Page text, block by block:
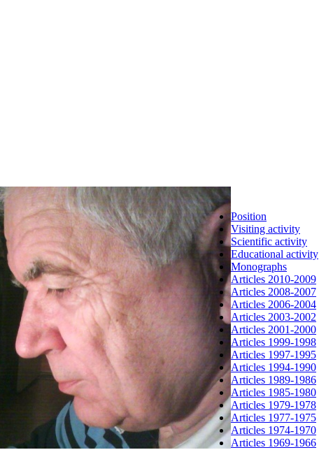
Position
Visiting activity
Scientific activity
Educational activity
Monographs
Articles 2010-2009
Articles 2008-2007
Articles 2006-2004
Articles 2003-2002
Articles 2001-2000
Articles 1999-1998
Articles 1997-1995
Articles 1994-1990
Articles 1989-1986
Articles 1985-1980
Articles 1979-1978
Articles 1977-1975
Articles 1974-1970
Articles 1969-1966